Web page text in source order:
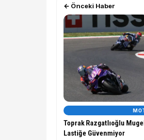
← Önceki Haber
Toprak Razgatlıoğlu
Lastiğe Güvenmiyor